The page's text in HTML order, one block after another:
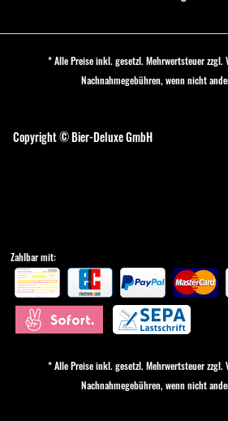
* Alle Preise inkl. gesetzl. Mehrwertsteuer zzgl.
Nachnahmegebühren, wenn nicht
Copyright © Bier-Deluxe GmbH
Zahlbar mit:
* Alle Preise inkl. gesetzl. Mehrwertsteuer zzgl.
Nachnahmegebühren, wenn nicht